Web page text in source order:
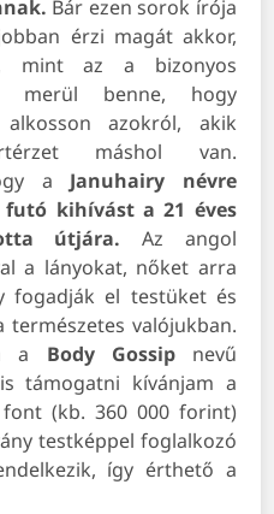
Bár ezen sorok írója
érzi magát akkor,
mint az a bizonyos
merül benne, hogy
alkosson azokról, akik
máshol van.
a Januhairy névre
kihívást a 21 éves
útjára. Az angol
a lányokat, nőket arra
fogadják el testüket és
valójukban.
a Body Gossipnevű
támogatni kívánjam a
(kb. 360 000 forint)
testképpel foglalkozó
így érthető a